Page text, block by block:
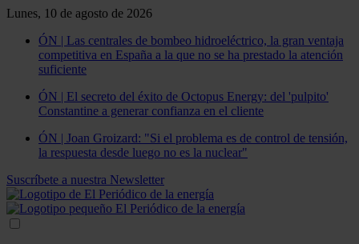
Lunes, 10 de agosto de 2026
ÓN | Las centrales de bombeo hidroeléctrico, la gran ventaja
competitiva en España a la que no se ha prestado la atención
suficiente
ÓN | El secreto del éxito de Octopus Energy: del 'pulpito'
Constantine a generar confianza en el cliente
ÓN | Joan Groizard: "Si el problema es de control de tensión,
la respuesta desde luego no es la nuclear"
Suscríbete a nuestra Newsletter